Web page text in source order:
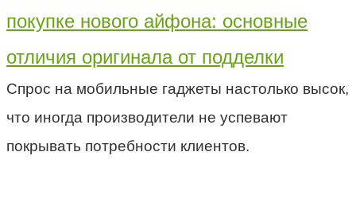
покупке нового айфона: основные
отличия оригинала от подделки
Спрос на мобильные гаджеты настолько высок,
что иногда производители не успевают
покрывать потребности клиентов.